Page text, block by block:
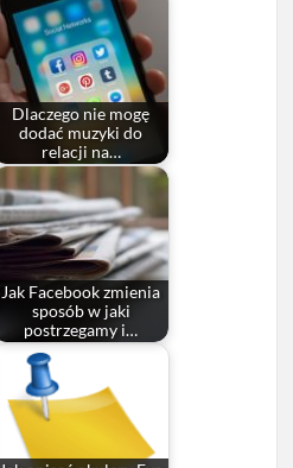
Dlaczego nie mogę
dodać muzyki do
relacji na…
Jak Facebook zmienia
sposób w jaki
postrzegamy i…